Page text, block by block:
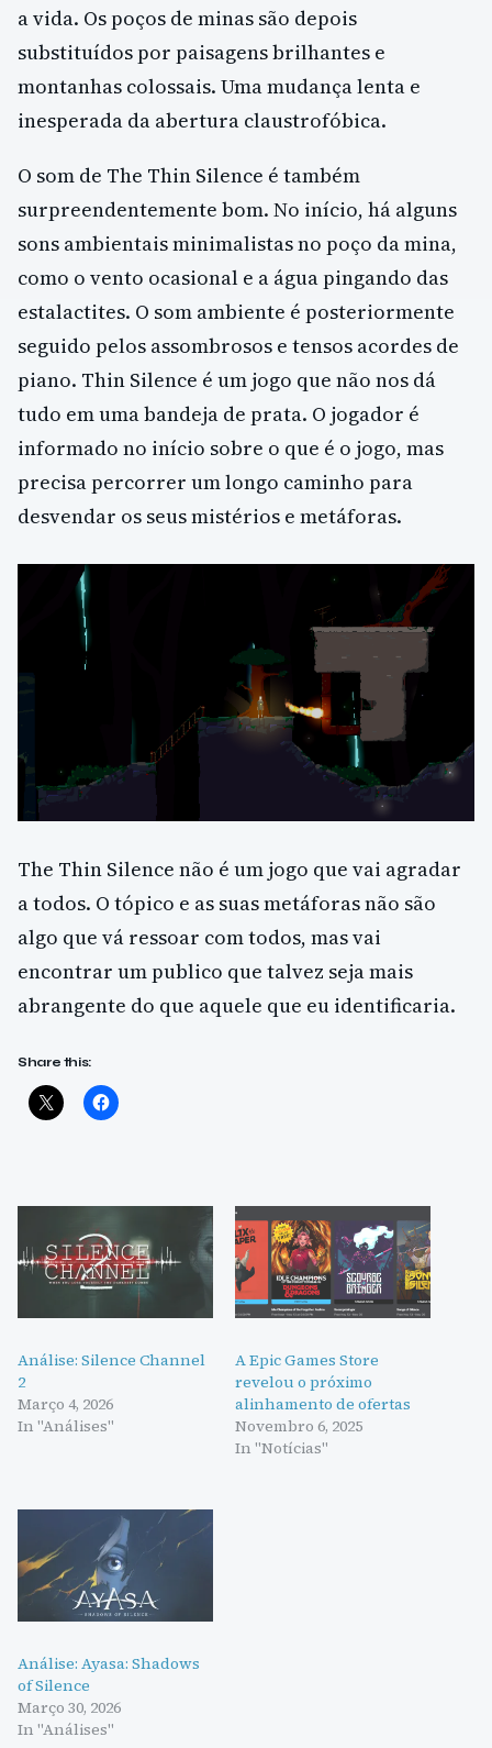
a vida. Os poços de minas são depois
substituídos por paisagens brilhantes e
montanhas colossais. Uma mudança lenta e
inesperada da abertura claustrofóbica.
O som de The Thin Silence é também
surpreendentemente bom. No início, há alguns
sons ambientais minimalistas no poço da mina,
como o vento ocasional e a água pingando das
estalactites. O som ambiente é posteriormente
seguido pelos assombrosos e tensos acordes de
piano. Thin Silence é um jogo que não nos dá
tudo em uma bandeja de prata. O jogador é
informado no início sobre o que é o jogo, mas
precisa percorrer um longo caminho para
desvendar os seus mistérios e metáforas.
The Thin Silence não é um jogo que vai agradar
a todos. O tópico e as suas metáforas não são
algo que vá ressoar com todos, mas vai
encontrar um publico que talvez seja mais
abrangente do que aquele que eu identificaria.
Share this:
Análise: Silence Channel
2
Março 4, 2026
In "Análises"
A Epic Games Store
revelou o próximo
alinhamento de ofertas
Novembro 6, 2025
In "Notícias"
Análise: Ayasa: Shadows
of Silence
Março 30, 2026
In "Análises"